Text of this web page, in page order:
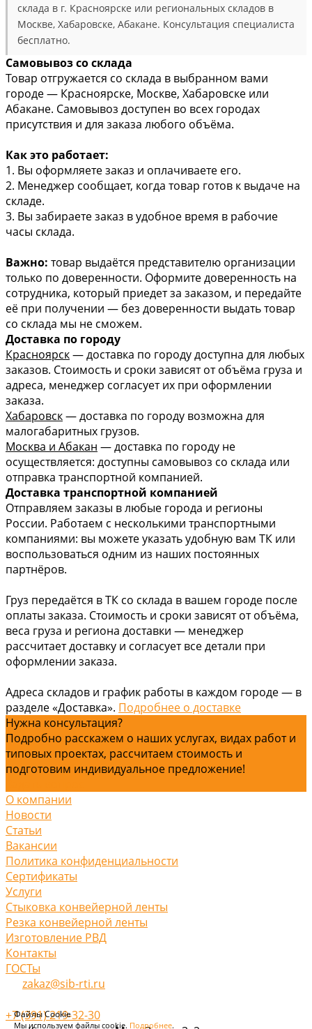
Файлы Cookie
Мы используем файлы cookie. Подробнее.
склада в г. Красноярске или региональных складов в
Москве, Хабаровске, Абакане. Консультация специалиста
бесплатно.
Самовывоз со склада
Товар отгружается со склада в выбранном вами
городе — Красноярске, Москве, Хабаровске или
Абакане. Самовывоз доступен во всех городах
присутствия и для заказа любого объёма.
Как это работает:
1. Вы оформляете заказ и оплачиваете его.
2. Менеджер сообщает, когда товар готов к выдаче на
складе.
3. Вы забираете заказ в удобное время в рабочие
часы склада.
Важно: товар выдаётся представителю организации
только по доверенности. Оформите доверенность на
сотрудника, который приедет за заказом, и передайте
её при получении — без доверенности выдать товар
со склада мы не сможем.
Доставка по городу
Красноярск— доставка по городу доступна для любых
заказов. Стоимость и сроки зависят от объёма груза и
адреса, менеджер согласует их при оформлении
заказа.
Хабаровск— доставка по городу возможна для
малогабаритных грузов.
Москва и Абакан — доставка по городу не
осуществляется: доступны самовывоз со склада или
отправка транспортной компанией.
Доставка транспортной компанией
Отправляем заказы в любые города и регионы
России. Работаем с несколькими транспортными
компаниями: вы можете указать удобную вам ТК или
воспользоваться одним из наших постоянных
партнёров.
Груз передаётся в ТК со склада в вашем городе после
оплаты заказа. Стоимость и сроки зависят от объёма,
веса груза и региона доставки — менеджер
рассчитает доставку и согласует все детали при
оформлении заказа.
Адреса складов и график работы в каждом городе — в
разделе «Доставка». Подробнее о доставке
Нужна консультация?
Подробно расскажем о наших услугах, видах работ и
типовых проектах, рассчитаем стоимость и
подготовим индивидуальное предложение!
О компании
Новости
Статьи
Вакансии
Политика конфиденциальности
Сертификаты
Услуги
Стыковка конвейерной ленты
Резка конвейерной ленты
Изготовление РВД
Контакты
ГОСТы
zakaz@sib-rti.ru
+7 (391) 219-32-30